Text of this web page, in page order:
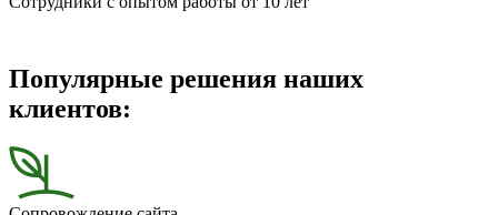
Популярные решения наших
клиентов: